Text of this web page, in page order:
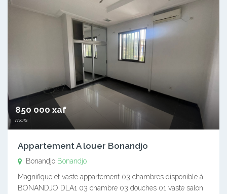
850 000 xaf
mois
Appartement A louer Bonandjo
Bonandjo Bonandjo
Magnifique et vaste appartement 03 chambres disponible à
BONANDJO DLA1 03 chambre 03 douches 01 vaste salon